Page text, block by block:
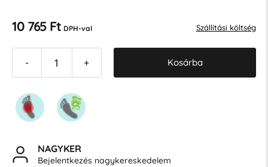
10 765 Ft DPH-val Szállítási költség
- + Kosárba
NAGYKER
Bejelentkezés nagykereskedelem